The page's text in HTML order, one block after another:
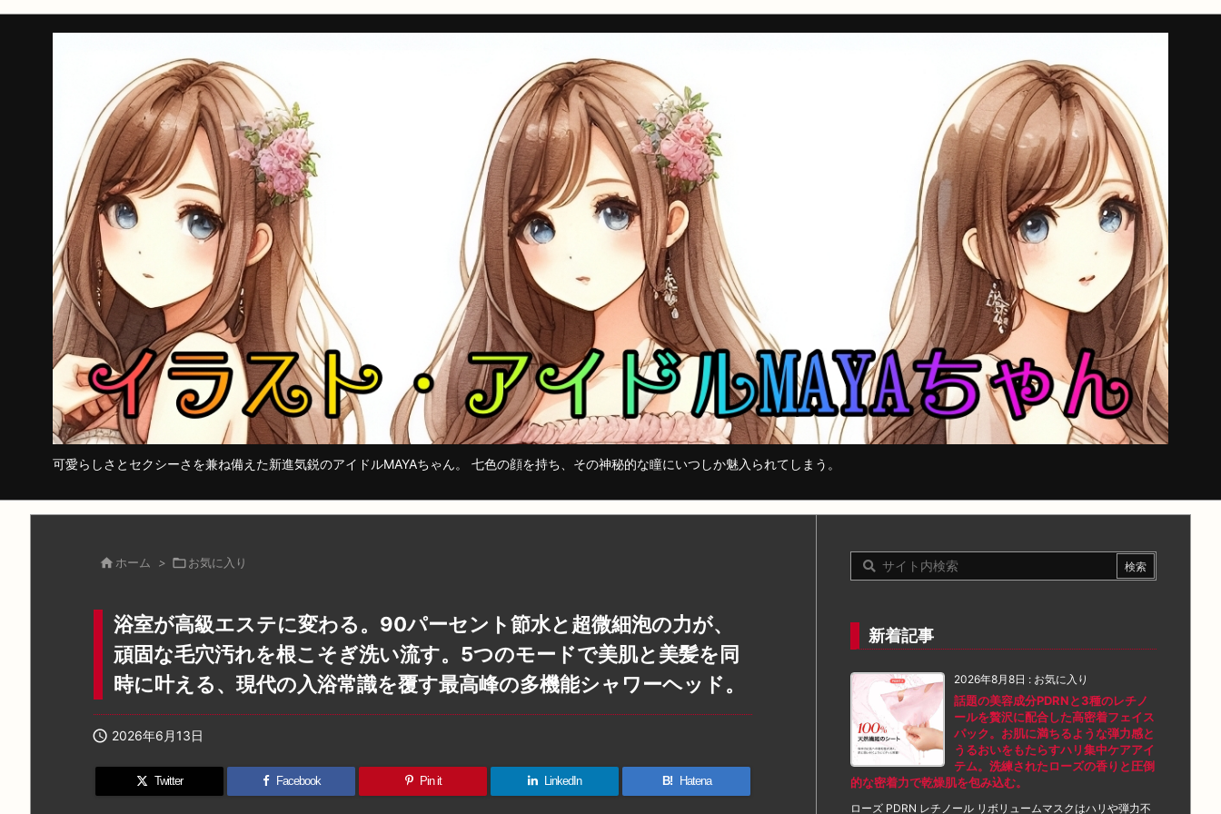
可愛らしさとセクシーさを兼ね備えた新進気鋭のアイドルMAYAちゃん。 七色の顔を持ち、その神秘的な瞳にいつしか魅入られてしまう。
 ホーム > お気に入り
浴室が高級エステに変わる。90パーセント節水と超微細泡の力が、
頑固な毛穴汚れを根こそぎ洗い流す。5つのモードで美肌と美髪を同
時に叶える、現代の入浴常識を覆す最高峰の多機能シャワーヘッド。
 2026年6月13日
Twitter Facebook Pin it LinkedIn B! Hatena
新着記事
2026年8月8日 : お気に入り
話題の美容成分PDRNと3種のレチノ
ールを贅沢に配合した高密着フェイス
パック。お肌に満ちるような弾力感と
うるおいをもたらすハリ集中ケアアイ
テム。洗練されたローズの香りと圧倒
的な密着力で乾燥肌を包み込む。
ローズ PDRN レチノール リボリュームマスクはハリや弾力不